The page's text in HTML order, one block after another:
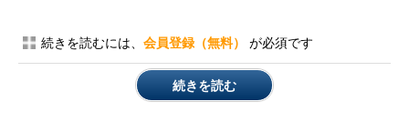
続きを読むには、 会員登録（無料） が必須です
続きを読む